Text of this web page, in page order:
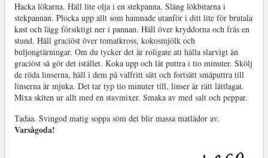
Hacka lökarna. Häll lite olja i en stekpanna. Släng lökbitarna i
stekpannan. Plocka upp allt som hamnade utanför i ditt lite för brutala
kast och lägg försiktigt ner i pannan. Häll över kryddorna och fräs en
stund. Häll graciöst över tomatkross, kokosmjölk och
buljongtärningar. Om du tycker det är roligate att hälla slarvigt än
graciöst så gör det istället. Koka upp och låt puttra i tio minuter. Skölj
de röda linserna, häll i dem på valfritt sätt och fortsätt småputtra till
linserna är mjuka. Det tar typ tio minuter till, linser är rätt lättlagat.
Mixa skiten ur allt med en stavmixer. Smaka av med salt och peppar.
Tadaa. Svingod matig soppa som det blir massa matlådor av.
Varsågoda!